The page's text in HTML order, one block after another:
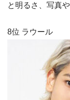
と明るさ、写真
8位 ラウール